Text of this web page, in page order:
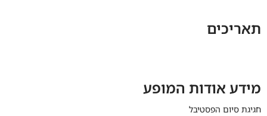
תאריכים
מידע אודות המופע
חגיגת סיום הפסטיבל